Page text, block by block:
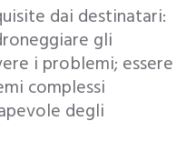
dai destinatari:
gli
i problemi; essere
complessi
degli